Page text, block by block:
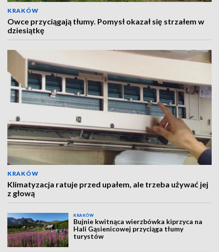
KRAKÓW
Owce przyciągają tłumy. Pomysł okazał się strzałem w
dziesiątkę
KRAKÓW
Klimatyzacja ratuje przed upałem, ale trzeba używać jej
z głową
KRAKÓW
Bujnie kwitnąca wierzbówka kiprzyca na
Hali Gąsienicowej przyciąga tłumy
turystów